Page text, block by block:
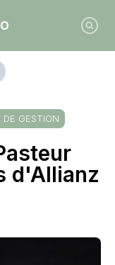
DE GESTION
d'Allianz